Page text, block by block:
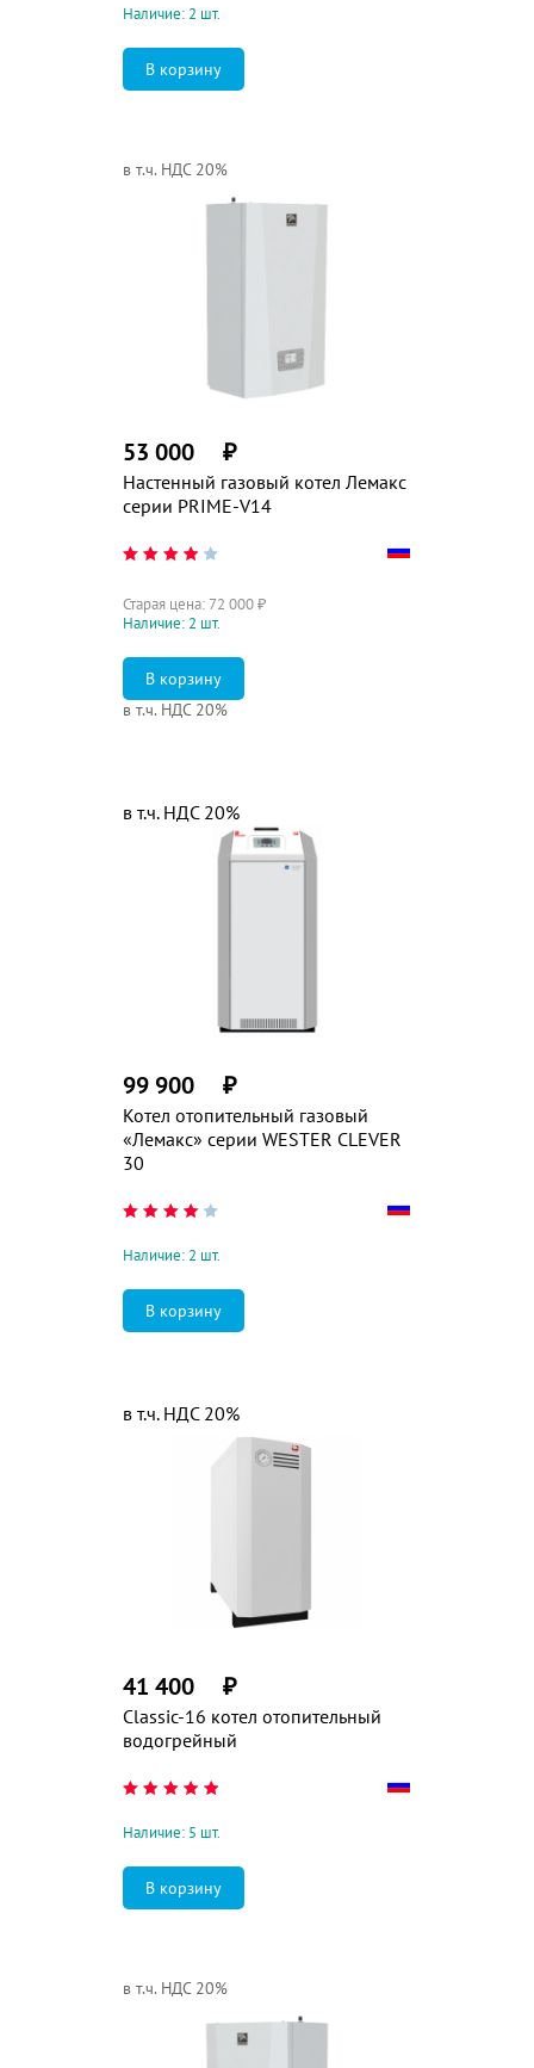
Наличие: 2 шт.
Настенный газовый котел Лемакс
серии PRIME-V14
53 000 ₽
в т.ч. НДС 20%
Старая цена: 72 000₽
в т.ч. НДС 20%
Наличие: 2 шт.
Котел отопительный газовый
«Лемакс» серии WESTER CLEVER
30
99 900 ₽
в т.ч. НДС 20%
Наличие: 2 шт.
Classic-16 котел отопительный
водогрейный
41 400 ₽
в т.ч. НДС 20%
Наличие: 5 шт.
в т.ч. НДС 20%